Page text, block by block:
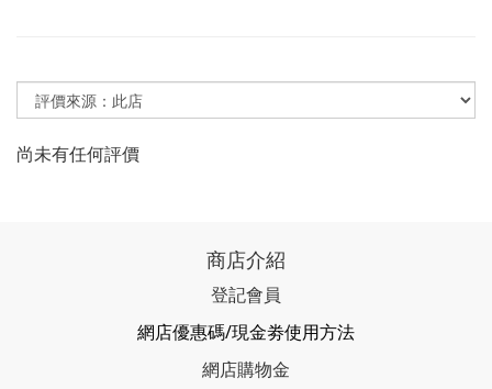
尚未有任何評價
商店介紹
登記會員
網店優惠碼/現金劵使用方法
網店購物金